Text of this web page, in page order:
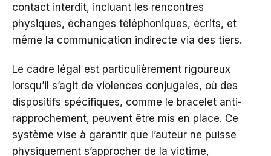
contact interdit, incluant les rencontres
physiques, échanges téléphoniques, écrits, et
même la communication indirecte via des tiers.
Le cadre légal est particulièrement rigoureux
lorsqu’il s’agit de violences conjugales, où des
dispositifs spécifiques, comme le bracelet anti-
rapprochement, peuvent être mis en place. Ce
système vise à garantir que l’auteur ne puisse
physiquement s’approcher de la victime,